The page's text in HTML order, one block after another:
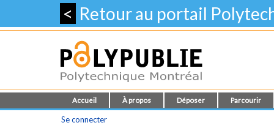
< Retour au portail
Accueil À propos Déposer Parcourir
Se connecter